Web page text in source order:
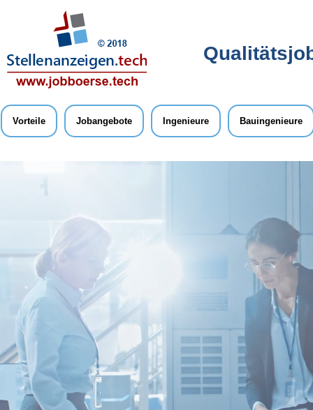
Vorteile Jobangebote Ingenieure Bauingenieure